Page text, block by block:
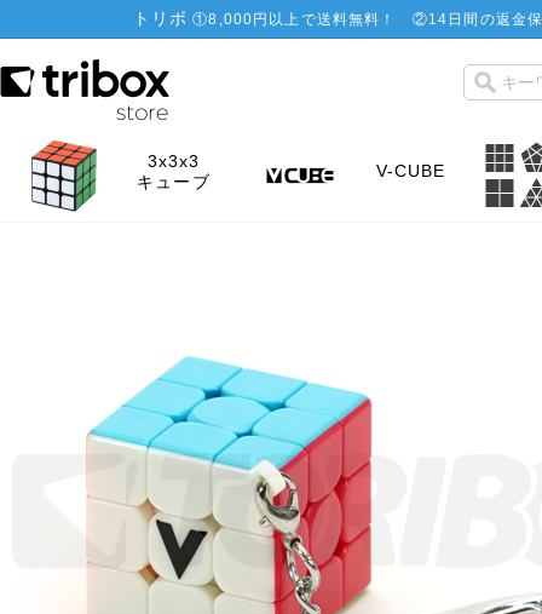
トリボ ①8,000円以上で送料無料！ ②14日間の返金
3x3x3
キューブ
V-CUBE